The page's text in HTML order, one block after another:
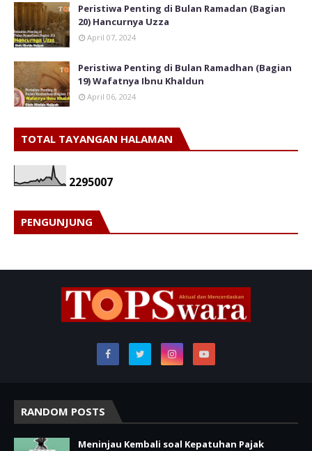
Peristiwa Penting di Bulan Ramadan (Bagian
20) Hancurnya Uzza
April 07, 2024
Peristiwa Penting di Bulan Ramadhan (Bagian
19) Wafatnya Ibnu Khaldun
April 06, 2024
TOTAL TAYANGAN HALAMAN
2295007
PENGUNJUNG
RANDOM POSTS
Meninjau Kembali soal Kepatuhan Pajak